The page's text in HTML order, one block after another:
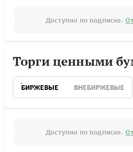
Доступно по подписке.
Торги ценными
БИРЖЕВЫЕ ВНЕБИРЖЕВЫЕ
Доступно по подписке.